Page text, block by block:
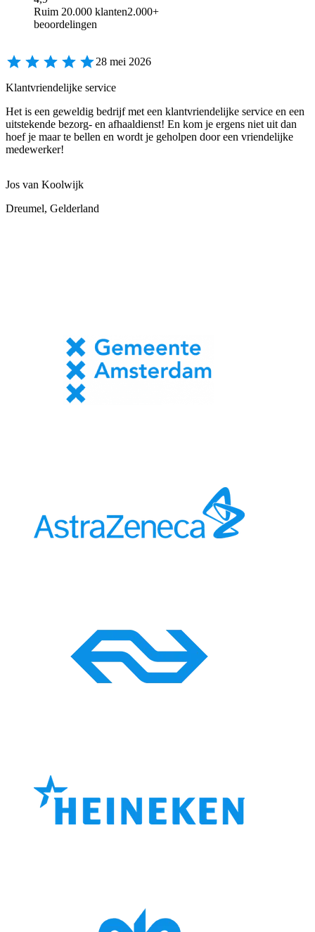
Ruim 20.000 klanten2.000+
beoordelingen
28 mei 2026
Klantvriendelijke service
Het is een geweldig bedrijf met een klantvriendelijke service en een
uitstekende bezorg- en afhaaldienst! En kom je ergens niet uit dan
hoef je maar te bellen en wordt je geholpen door een vriendelijke
medewerker!
Jos van Koolwijk
Dreumel, Gelderland